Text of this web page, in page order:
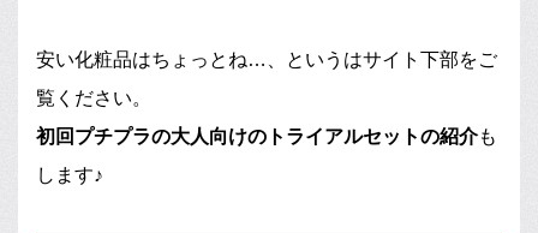
安い化粧品はちょっとね…、というはサイト下部をご
覧ください。
初回プチプラの大人向けのトライアルセットの紹介も
します♪